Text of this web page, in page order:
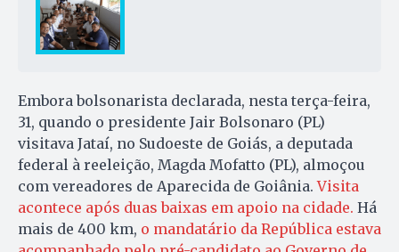
Embora bolsonarista declarada, nesta terça-feira,
31, quando o presidente Jair Bolsonaro (PL)
visitava Jataí, no Sudoeste de Goiás, a deputada
federal à reeleição, Magda Mofatto (PL), almoçou
com vereadores de Aparecida de Goiânia.Visita
acontece após duas baixas em apoio na cidade. Há
mais de 400 km, o mandatário da República estava